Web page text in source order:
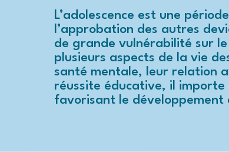
L’adolescence est une
l’approbation des autres
de grande vulnérabilité sur
plusieurs aspects de la vie
santé mentale, leur relation
réussite éducative, il
favorisant le développement